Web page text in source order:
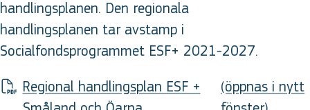
handlingsplanen. Den regionala
handlingsplanen tar avstamp i
Socialfondsprogrammet ESF+ 2021-2027.
Regional handlingsplan ESF +
(öppnas i nytt